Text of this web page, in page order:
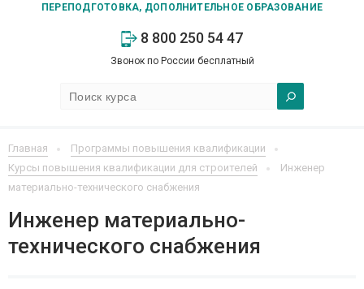
ПЕРЕПОДГОТОВКА, ДОПОЛНИТЕЛЬНОЕ ОБРАЗОВАНИЕ
8 800 250 54 47
Звонок по России бесплатный
Главная
Программы повышения квалификации
Курсы повышения квалификации для строителей
Инженер
материально-технического снабжения
Инженер материально-
технического снабжения